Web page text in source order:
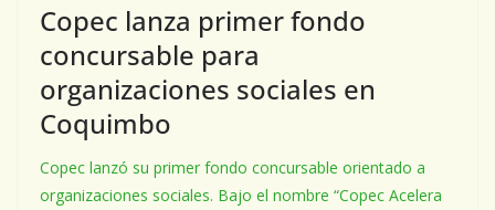
Copec lanza primer fondo
concursable para
organizaciones sociales en
Coquimbo
Copec lanzó su primer fondo concursable orientado a
organizaciones sociales. Bajo el nombre “Copec Acelera